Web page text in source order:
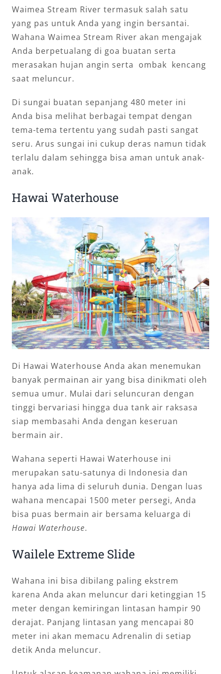
Waimea Stream River termasuk salah satu
yang pas untuk Anda yang ingin bersantai.
Wahana Waimea Stream River akan mengajak
Anda berpetualang di goa buatan serta
merasakan hujan angin serta ombak kencang
saat meluncur.
Di sungai buatan sepanjang 480 meter ini
Anda bisa melihat berbagai tempat dengan
tema-tema tertentu yang sudah pasti sangat
seru. Arus sungai ini cukup deras namun tidak
terlalu dalam sehingga bisa aman untuk anak-
anak.
Hawai Waterhouse
Di Hawai Waterhouse Anda akan menemukan
banyak permainan air yang bisa dinikmati oleh
semua umur. Mulai dari seluncuran dengan
tinggi bervariasi hingga dua tank air raksasa
siap membasahi Anda dengan keseruan
bermain air.
Wahana seperti Hawai Waterhouse ini
merupakan satu-satunya di Indonesia dan
hanya ada lima di seluruh dunia. Dengan luas
wahana mencapai 1500 meter persegi, Anda
bisa puas bermain air bersama keluarga di
Hawai Waterhouse.
Wailele Extreme Slide
Wahana ini bisa dibilang paling ekstrem
karena Anda akan meluncur dari ketinggian 15
meter dengan kemiringan lintasan hampir 90
derajat. Panjang lintasan yang mencapai 80
meter ini akan memacu Adrenalin di setiap
detik Anda meluncur.